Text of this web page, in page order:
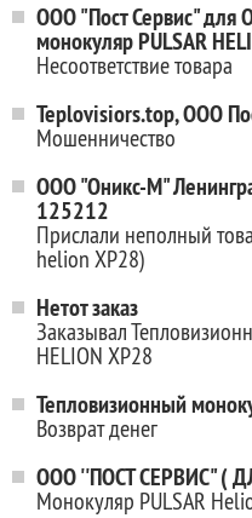
ООО "Пост Сервис" для
монокуляр PULSAR
Несоответствие товара
Teplovisiors.top, ООО
Мошенничество
ООО "Оникс-М"
125212
Прислали неполный
helion XP28)
Нетот заказ
Заказывал
HELION XP28
Тепловизионный
Возврат денег
ООО ''ПОСТ СЕРВИС" (
Монокуляр PULSAR